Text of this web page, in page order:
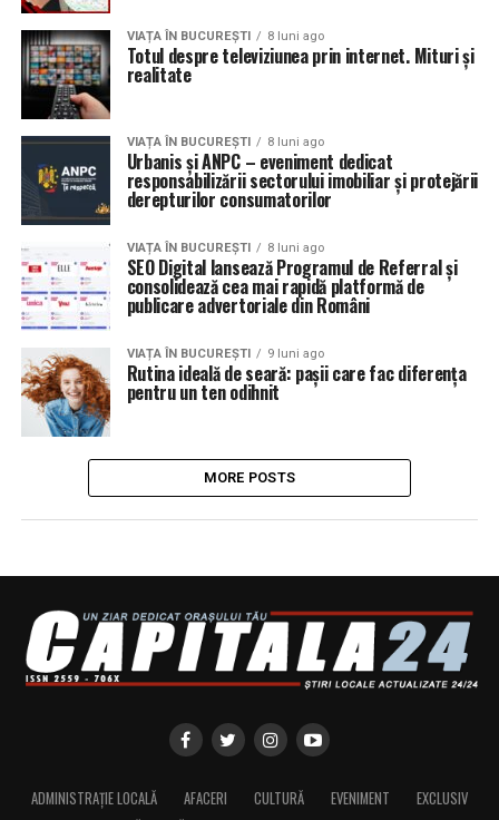
VIAȚA ÎN BUCUREȘTI 8 luni ago
Totul despre televiziunea prin internet. Mituri și
realitate
VIAȚA ÎN BUCUREȘTI 8 luni ago
Urbanis și ANPC – eveniment dedicat
responsabilizării sectorului imobiliar și protejării
derepturilor consumatorilor
VIAȚA ÎN BUCUREȘTI 8 luni ago
SEO Digital lansează Programul de Referral și
consolidează cea mai rapidă platformă de
publicare advertoriale din Români
VIAȚA ÎN BUCUREȘTI 9 luni ago
Rutina ideală de seară: pașii care fac diferența
pentru un ten odihnit
MORE POSTS
ADMINISTRAȚIE LOCALĂ AFACERI CULTURĂ EVENIMENT
EXCLUSIV